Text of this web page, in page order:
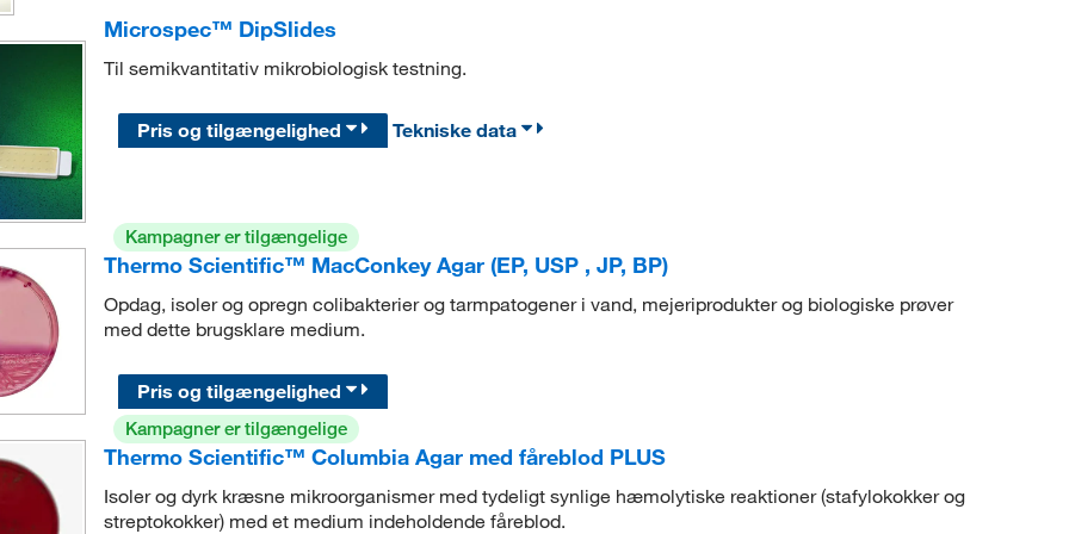
Microspec™ DipSlides
Til semikvantitativ mikrobiologisk testning.
Pris og tilgængelighed Tekniske data
Kampagner er tilgængelige
Thermo Scientific™ MacConkey Agar (EP, USP , JP, BP)
Opdag, isoler og opregn colibakterier og tarmpatogener i vand, mejeriprodukter og biologiske prøver
med dette brugsklare medium.
Pris og tilgængelighed
Kampagner er tilgængelige
Thermo Scientific™ Columbia Agar med fåreblod PLUS
Isoler og dyrk kræsne mikroorganismer med tydeligt synlige hæmolytiske reaktioner (stafylokokker og
streptokokker) med et medium indeholdende fåreblod.